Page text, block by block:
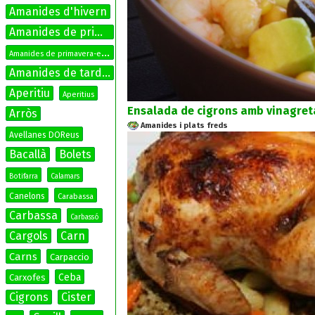
Amanides d'hivern
Amanides de primavera
A
manides de primavera-estiu
Amanides de tardor
Aperitiu
Aperitius
Arròs
Avellanes DOReus
Bacallà Bolets
Botifarra Calamars
Canelons Carabassa
Carbassa Carbassó
Cargols Carn
Carns
Carpaccio
Carxofes
Ceba
Cigrons
Cister
Ensalada de cigrons amb
Amanides i plats freds